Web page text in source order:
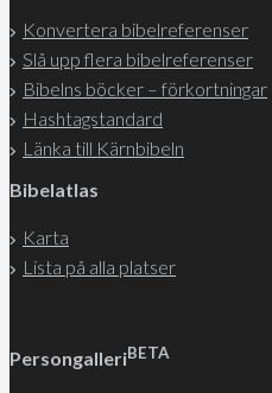
Konvertera bibelreferenser
Slå upp flera bibelreferenser
Bibelns böcker – förkortningar
Hashtagstandard
Länka till Kärnbibeln
Bibelatlas
Karta
Lista på alla platser
PersongalleriBETA